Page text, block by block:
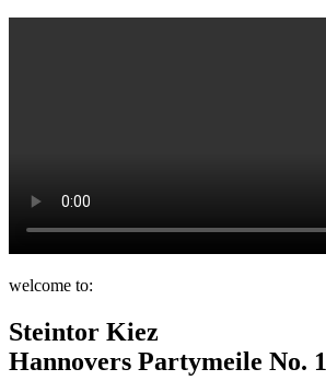
welcome to:
Steintor Kiez
Hannovers Partymeile No. 1